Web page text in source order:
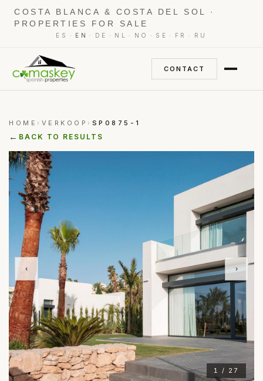
COSTA BLANCA & COSTA DEL SOL ·
PROPERTIES FOR SALE
ES · EN · DE · NL · NO · SE · FR · RU
CONTACT
HOME › VERKOOP › SP0875-1
← BACK TO RESULTS
1 / 27
‹ ›